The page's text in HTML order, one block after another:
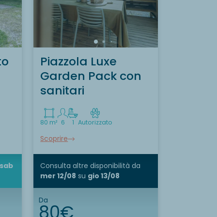
sab
Piazzola Luxe
Garden Pack con
sanitari
80 m² 6 1 Autorizzato
Scoprire
Consulta altre disponibilitàda
mer 12/08 su gio 13/08
Da